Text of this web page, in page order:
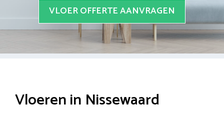
VLOER OFFERTE AANVRAGEN
Vloeren in Nissewaard